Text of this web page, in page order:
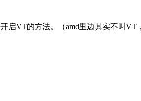
启VT的方法。（amd里边其实不叫VT